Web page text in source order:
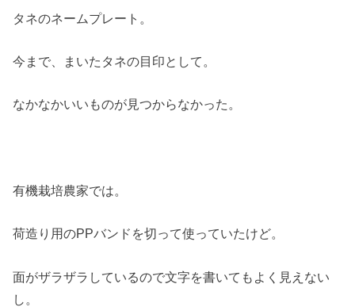
タネのネームプレート。
今まで、まいたタネの目印として。
なかなかいいものが見つからなかった。
有機栽培農家では。
荷造り用のPPバンドを切って使っていたけど。
面がザラザラしているので文字を書いてもよく見えない
し。